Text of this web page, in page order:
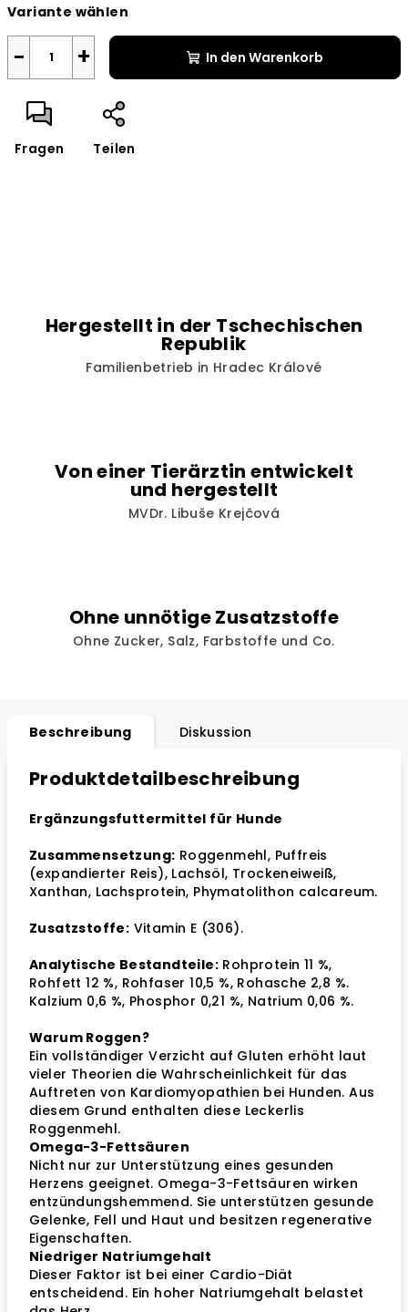
Variante wählen
+
− In den Warenkorb
Fragen Teilen
Hergestellt in der Tschechischen
Republik
Familienbetrieb in Hradec Králové
Von einer Tierärztin entwickelt
und hergestellt
MVDr. Libuše Krejčová
Ohne unnötige Zusatzstoffe
Ohne Zucker, Salz, Farbstoffe und Co.
Beschreibung Diskussion
Produktdetailbeschreibung
Ergänzungsfuttermittel für Hunde
Zusammensetzung: Roggenmehl, Puffreis
(expandierter Reis), Lachsöl, Trockeneiweiß,
Xanthan, Lachsprotein, Phymatolithon calcareum.
Zusatzstoffe: Vitamin E (306).
Analytische Bestandteile: Rohprotein 11 %,
Rohfett 12 %, Rohfaser 10,5 %, Rohasche 2,8 %.
Kalzium 0,6 %, Phosphor 0,21 %, Natrium 0,06 %.
Warum Roggen?
Ein vollständiger Verzicht auf Gluten erhöht laut
vieler Theorien die Wahrscheinlichkeit für das
Auftreten von Kardiomyopathien bei Hunden. Aus
diesem Grund enthalten diese Leckerlis
Roggenmehl.
Omega-3-Fettsäuren
Nicht nur zur Unterstützung eines gesunden
Herzens geeignet. Omega-3-Fettsäuren wirken
entzündungshemmend. Sie unterstützen gesunde
Gelenke, Fell und Haut und besitzen regenerative
Eigenschaften.
Niedriger Natriumgehalt
Dieser Faktor ist bei einer Cardio-Diät
entscheidend. Ein hoher Natriumgehalt belastet